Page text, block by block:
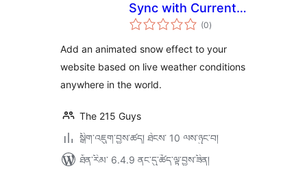
Sync with Current
Snowfall
(0གདེང་
འཇོག་
ཚང་།
)
Add an animated snow effect to your
website based on live weather conditions
anywhere in the world.
The 215 Guys
སྒྲིག་འཇུག་བྱས་ཚད། ཐེངས་ 10 ལས་ཉུང་བ།
ཐོན་རིམ་ 6.4.9 ནང་དུ་ཚོད་ལྟ་བྱས་ཟིན།